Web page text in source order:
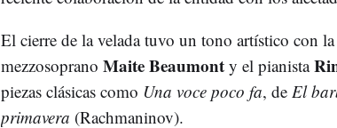
El cierre de la velada tuvo un tono artístico con
mezzosoprano Maite Beaumonty el pianista
piezas clásicas como Una voce poco fa, de El
primavera (Rachmaninov).